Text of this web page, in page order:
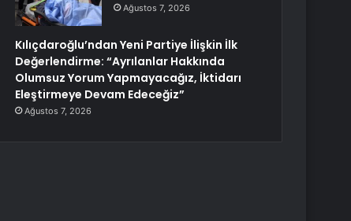
Ağustos 7, 2026
Kılıçdaroğlu’ndan Yeni Partiye İlişkin İlk
Değerlendirme: “Ayrılanlar Hakkında
Olumsuz Yorum Yapmayacağız, İktidarı
Eleştirmeye Devam Edeceğiz”
Ağustos 7, 2026